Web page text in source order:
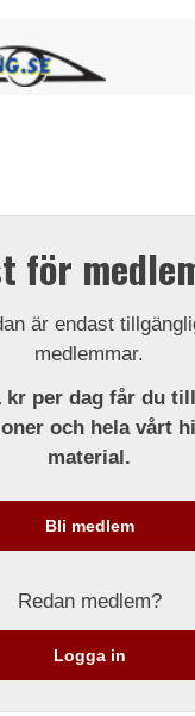
för
är endast
medlemmar.
kr per dag får du
och hela vårt
material.
Bli medlem
Redan medlem?
Logga in